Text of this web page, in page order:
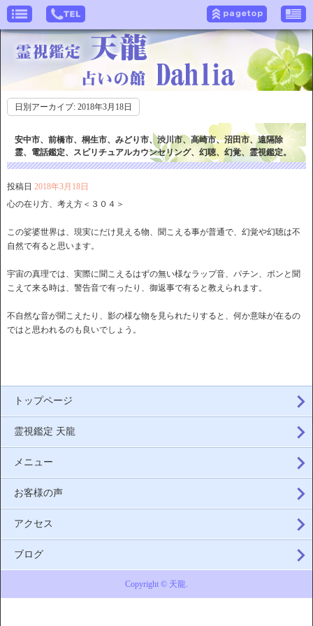
日別アーカイブ: 2018年3月18日
安中市、前橋市、桐生市、みどり市、渋川市、高崎市、沼田市、遠隔除
霊、電話鑑定、スピリチュアルカウンセリング、幻聴、幻覚、霊視鑑定。
投稿日 2018年3月18日
心の在り方、考え方＜３０４＞
この娑婆世界は、現実にだけ見える物、聞こえる事が普通で、幻覚や幻聴は不
自然で有ると思います。
宇宙の真理では、実際に聞こえるはずの無い様なラップ音、パチン、ポンと聞
こえて来る時は、警告音で有ったり、御返事で有ると教えられます。
不自然な音が聞こえたり、影の様な物を見られたりすると、何か意味が在るの
ではと思われるのも良いでしょう。
トップページ
霊視鑑定 天龍
メニュー
お客様の声
アクセス
ブログ
Copyright © 天龍.